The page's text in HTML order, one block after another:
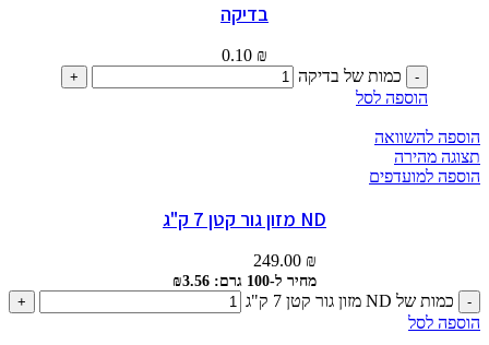
בדיקה
0.10 ₪
כמות של בדיקה
הוספה לסל
הוספה להשוואה
תצוגה מהירה
הוספה למועדפים
ND מזון גור קטן 7 ק"ג
249.00 ₪
מחיר ל-100 גרם: ₪3.56
כמות של ND מזון גור קטן 7 ק"ג
הוספה לסל